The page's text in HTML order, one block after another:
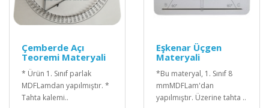
Çemberde Açı
Teoremi Materyali
* Ürün 1. Sınıf parlak
MDFLamdan yapılmıştır. *
Tahta kalemi..
Eşkenar Üçgen
Materyali
*Bu materyal, 1. Sınıf 8
mmMDFLam'dan
yapılmıştır. Üzerine tahta ..